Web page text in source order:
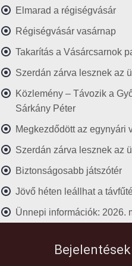
Elmarad a régiségvásár
Régiségvásár vasárnap
Takarítás a Vásárcsarnok
Szerdán zárva lesznek az
Közlemény – Távozik a
Sárkány Péter
Megkezdődött az egynyári
Szerdán zárva lesznek az
Biztonságosabb játszótér
Jövő héten leállhat a
Ünnepi információk: 2026.
Bejelentések